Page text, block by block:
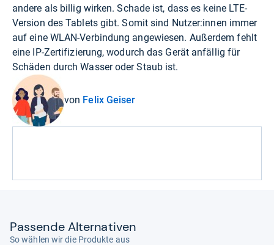
andere als billig wirken. Schade ist, dass es keine LTE-
Version des Tablets gibt. Somit sind Nutzer:innen immer
auf eine WLAN-Verbindung angewiesen. Außerdem fehlt
eine IP-Zertifizierung, wodurch das Gerät anfällig für
Schäden durch Wasser oder Staub ist.
von Felix Geiser
Pas­sende Alter­na­ti­ven
So wählen wir die Produkte aus